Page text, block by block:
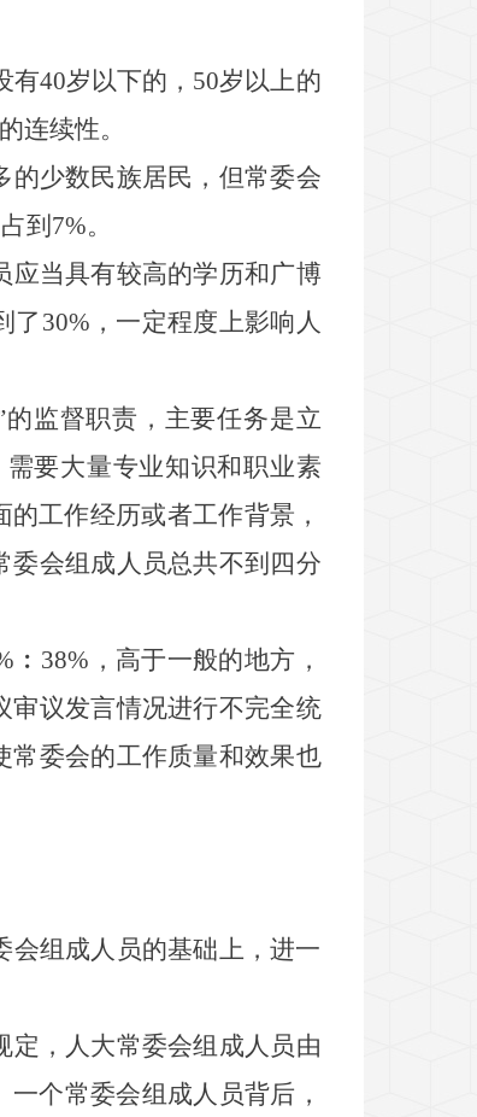
有40岁以下的， 50岁以上的
连续性。
的少数民族居民，但常委会
到 7%。
应当具有较高的学历和广博
了 30% ，一定程度上影响人
的监督职责，主要任务是立
要大量专业知识和职业素
工作经历或者工作背景，
委会组成人员总共不到四分
︰ 38% ，高于一般的地方，
审议发言情况进行不完全统
常委会的工作质量和效果也
会组成人员的基础上，进一
定，人大常委会组成人员由
一个常委会组成人员背后，